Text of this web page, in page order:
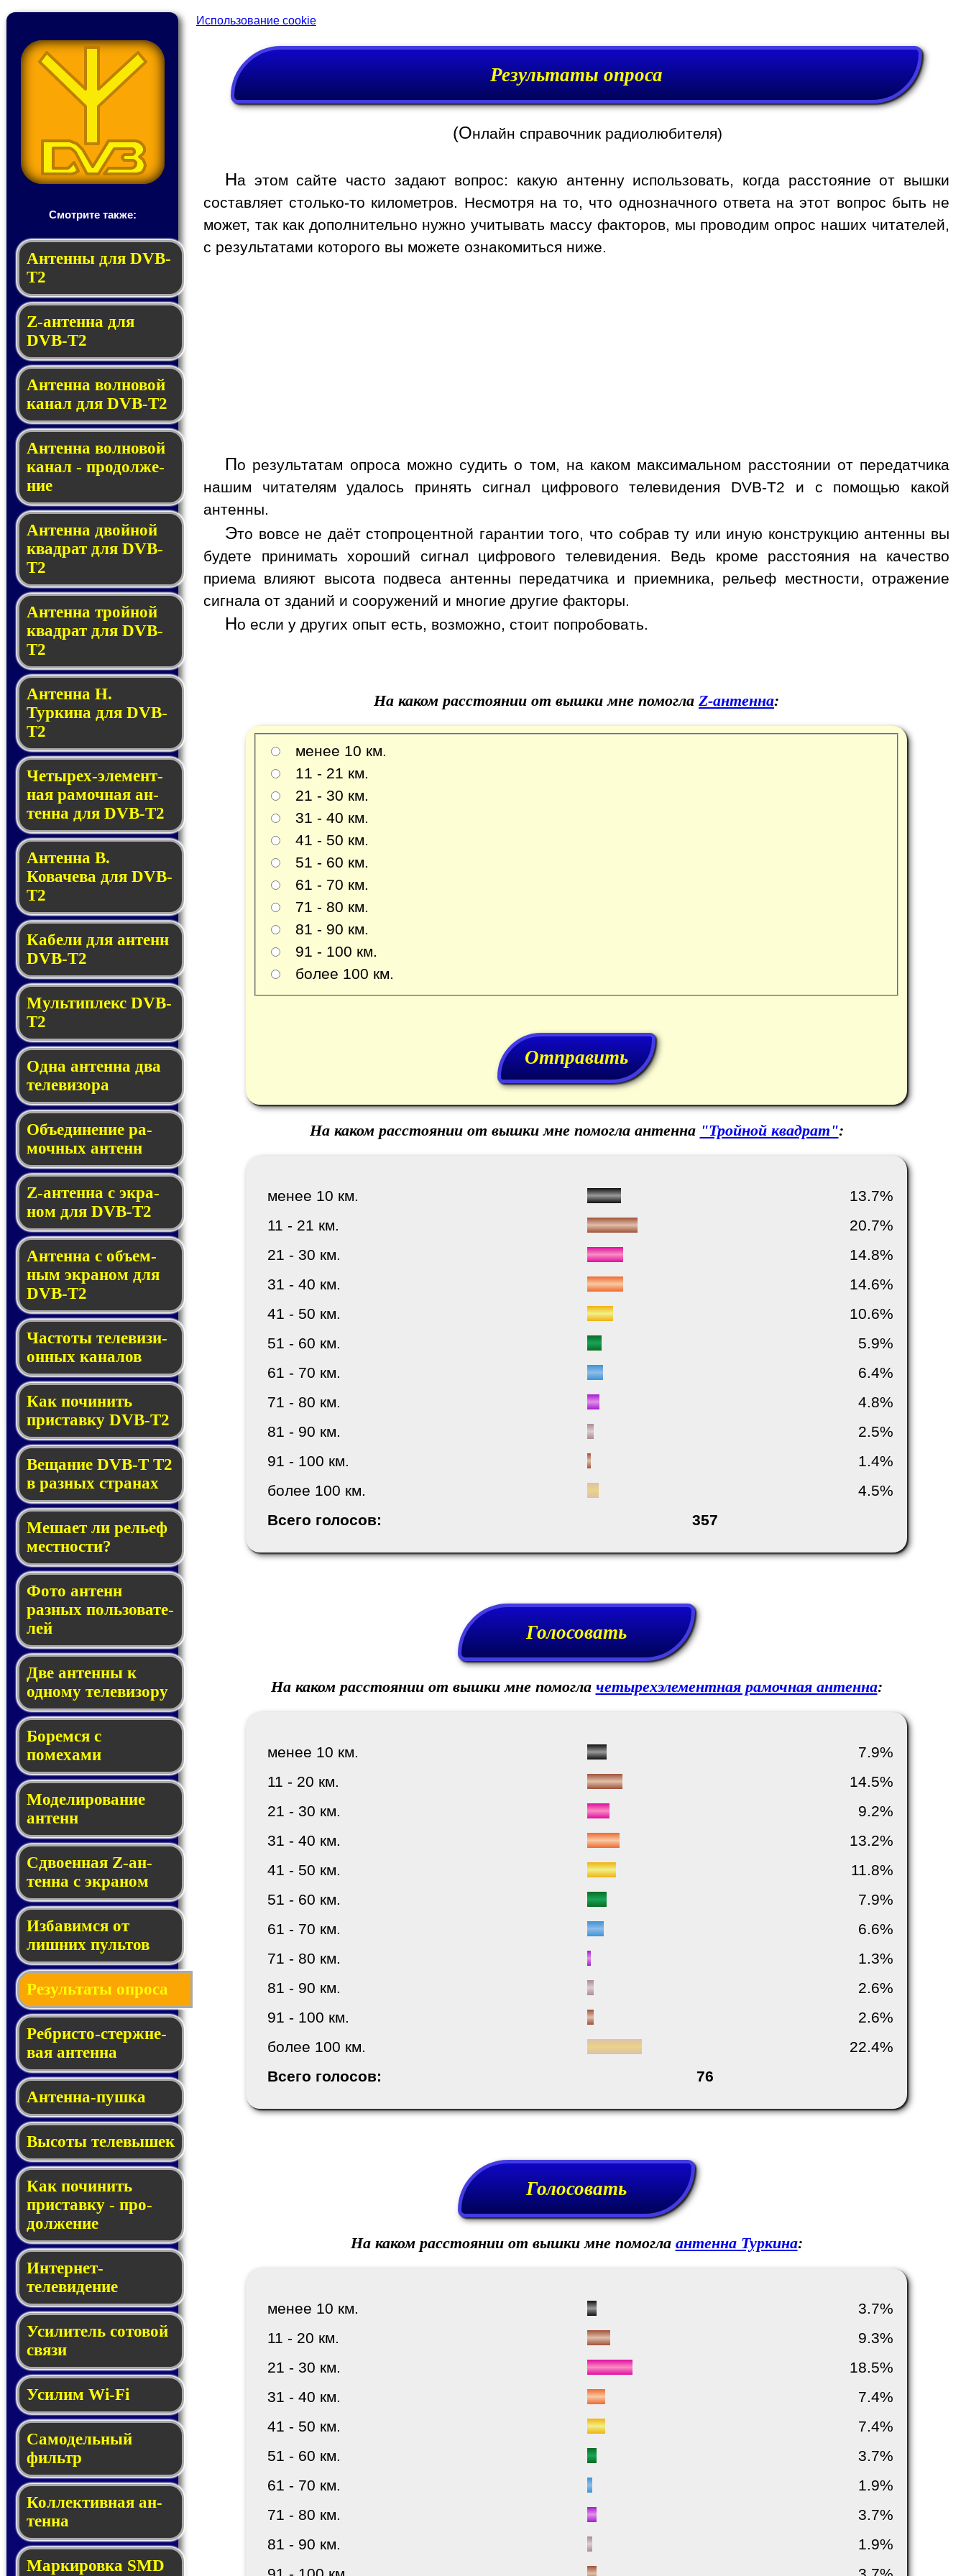
Смотрите также:
Антенны для DVB-
T2
Z-антенна для
DVB-T2
Антенна волновой
канал для DVB-T2
Антенна вол­но­вой
ка­нал - про­дол­же­
ние
Антенна двойной
квад­рат для DVB-
T2
Антенна тройной
квад­рат для DVB-
T2
Антенна Н.
Туркина для DVB-
T2
Четырех-эле­мент­
ная ра­моч­ная ан­
тен­на для DVB-T2
Антенна В.
Ковачева для DVB-
T2
Кабели для антенн
DVB-T2
Мультиплекс DVB-
T2
Одна антенна два
теле­ви­зора
Объединение ра­
моч­ных ан­тенн
Z-антенна с эк­ра­
ном для DVB-T2
Антенна с объем­
ным эк­ра­ном для
DVB-T2
Частоты те­ле­ви­зи­
он­ных каналов
Как починить
прис­тав­ку DVB-T2
Вещание DVB-T T2
в раз­ных стра­нах
Мешает ли рель­еф
мест­нос­ти?
Фото антенн
разных поль­зо­ва­те­
лей
Две антенны к
одному те­ле­ви­зору
Боремся с
помехами
Мо­де­ли­ро­ва­ние
антенн
Сдвоенная Z-ан­
тен­на с эк­ра­ном
Избавимся от
лишних пуль­тов
Результаты опроса
Реб­рис­то-стерж­не­
вая ан­тен­на
Антенна-пушка
Высоты телевышек
Как починить
прис­тав­ку - про­
дол­же­ние
Интернет-
телевидение
Усилитель сотовой
связи
Усилим Wi-Fi
Самодельный
фильтр
Кол­лек­тив­ная ан­
тен­на
Мар­ки­ров­ка SMD
Использование cookie
Результаты опроса
(Онлайн справочник радиолюбителя)
На этом сайте часто задают вопрос: какую антенну использовать, когда расстояние от вышки
составляет столько-то километров. Несмотря на то, что однозначного ответа на этот вопрос быть не
может, так как дополнительно нужно учитывать массу факторов, мы проводим опрос наших читателей,
с результатами которого вы можете ознакомиться ниже.
По результатам опроса можно судить о том, на каком максимальном расстоянии от передатчика
нашим читателям удалось принять сигнал цифрового телевидения DVB-T2 и с помощью какой
антенны.
Это вовсе не даёт стопроцентной гарантии того, что собрав ту или иную конструкцию антенны вы
будете принимать хороший сигнал цифрового телевидения. Ведь кроме расстояния на качество
приема влияют высота подвеса антенны передатчика и приемника, рельеф местности, отражение
сигнала от зданий и сооружений и многие другие факторы.
Но если у других опыт есть, возможно, стоит попробовать.
На каком расстоянии от вышки мне помогла Z-антенна:
менее 10 км.
11 - 21 км.
21 - 30 км.
31 - 40 км.
41 - 50 км.
51 - 60 км.
61 - 70 км.
71 - 80 км.
81 - 90 км.
91 - 100 км.
более 100 км.
На каком расстоянии от вышки мне помогла антенна "Тройной квадрат":
менее 10 км.
13.7%
11 - 21 км.
20.7%
21 - 30 км.
14.8%
31 - 40 км.
14.6%
41 - 50 км.
10.6%
51 - 60 км.
5.9%
61 - 70 км.
6.4%
71 - 80 км.
4.8%
81 - 90 км.
2.5%
91 - 100 км.
1.4%
более 100 км.
4.5%
Всего голосов:
357
Голосовать
На каком расстоянии от вышки мне помогла четырехэлементная рамочная антенна:
менее 10 км.
7.9%
11 - 20 км.
14.5%
21 - 30 км.
9.2%
31 - 40 км.
13.2%
41 - 50 км.
11.8%
51 - 60 км.
7.9%
61 - 70 км.
6.6%
71 - 80 км.
1.3%
81 - 90 км.
2.6%
91 - 100 км.
2.6%
более 100 км.
22.4%
Всего голосов:
76
Голосовать
На каком расстоянии от вышки мне помогла антенна Туркина:
менее 10 км.
3.7%
11 - 20 км.
9.3%
21 - 30 км.
18.5%
31 - 40 км.
7.4%
41 - 50 км.
7.4%
51 - 60 км.
3.7%
61 - 70 км.
1.9%
71 - 80 км.
3.7%
81 - 90 км.
1.9%